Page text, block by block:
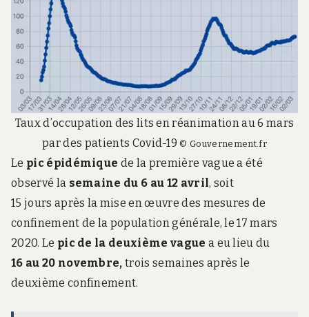
Taux d’occupation des lits en réanimation au 6 mars
par des patients Covid-19 © Gouvernement.fr
Le pic épidémique de la première vague a été
observé la semaine du 6 au 12 avril, soit
15 jours après la mise en œuvre des mesures de
confinement de la population générale, le 17 mars
2020. Le pic de la deuxième vague a eu lieu du
16 au 20 novembre,trois semaines après le
deuxième confinement.